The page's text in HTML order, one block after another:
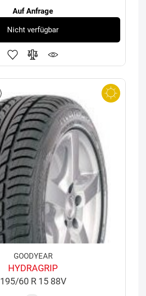
Auf Anfrage
Nicht verfügbar
GOODYEAR
HYDRAGRIP
195/60 R 15 88V